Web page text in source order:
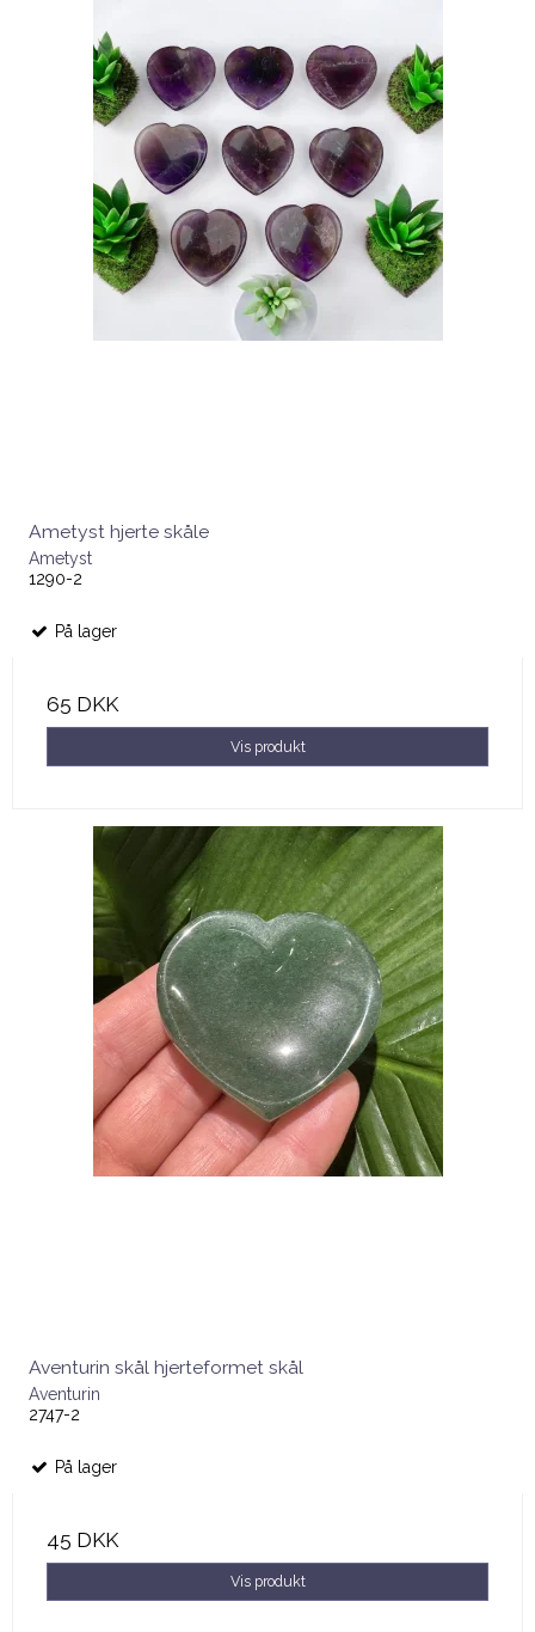
Ametyst hjerte skåle
Ametyst
1290-2
På lager
65 DKK
Vis produkt
Aventurin skål hjerteformet skål
Aventurin
2747-2
På lager
45 DKK
Vis produkt